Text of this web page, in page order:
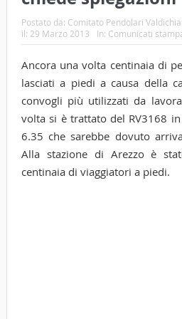
Postato da: Comitato Pendolari
il: 29 Marzo 2013 In: Comunicati
Ancora una volta centinaia di
lasciati a piedi a causa della
convogli più utilizzati da
volta si è trattato del RV3168
6.35 che sarebbe dovuto
Alla stazione di Arezzo è
centinaia di viaggiatori a piedi.